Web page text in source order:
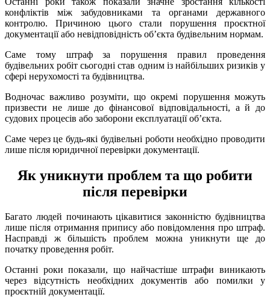
конфліктів між забудовниками та органами державного
контролю. Причиною цього стали порушення проєктної
документації або невідповідність об’єкта будівельним нормам.
Саме тому штраф за порушення правил проведення
будівельних робіт сьогодні став одним із найбільших ризиків у
сфері нерухомості та будівництва.
Водночас важливо розуміти, що окремі порушення можуть
призвести не лише до фінансової відповідальності, а й до
судових процесів або заборони експлуатації об’єкта.
Саме через це будь-які будівельні роботи необхідно проводити
лише після юридичної перевірки документації.
Як уникнути проблем та що робити
після перевірки
Багато людей починають цікавитися законністю будівництва
лише після отримання припису або повідомлення про штраф.
Насправді ж більшість проблем можна уникнути ще до
початку проведення робіт.
Останні роки показали, що найчастіше штрафи виникають
через відсутність необхідних документів або помилки у
проєктній документації.